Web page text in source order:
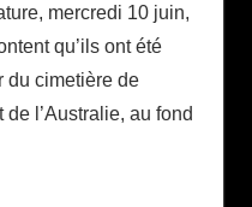
mercredi 10 juin,
qu’ils ont été
du cimetière de
l’Australie, au fond